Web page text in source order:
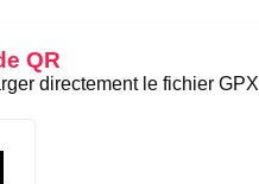
QR
directement le fichier GPX